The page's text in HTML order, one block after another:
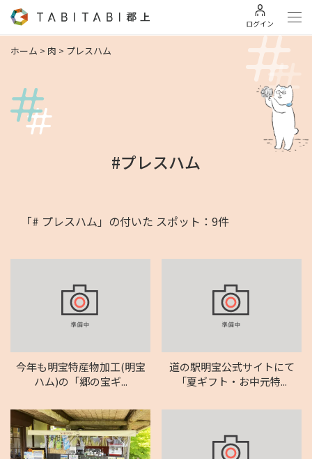
ログイン
ホーム > 肉 > プレスハム
#プレスハム
「# プレスハム」の付いた スポット：9件
今年も明宝特産物加工(明宝
ハム)の「郷の宝ギ...
道の駅明宝公式サイトにて
「夏ギフト・お中元特...